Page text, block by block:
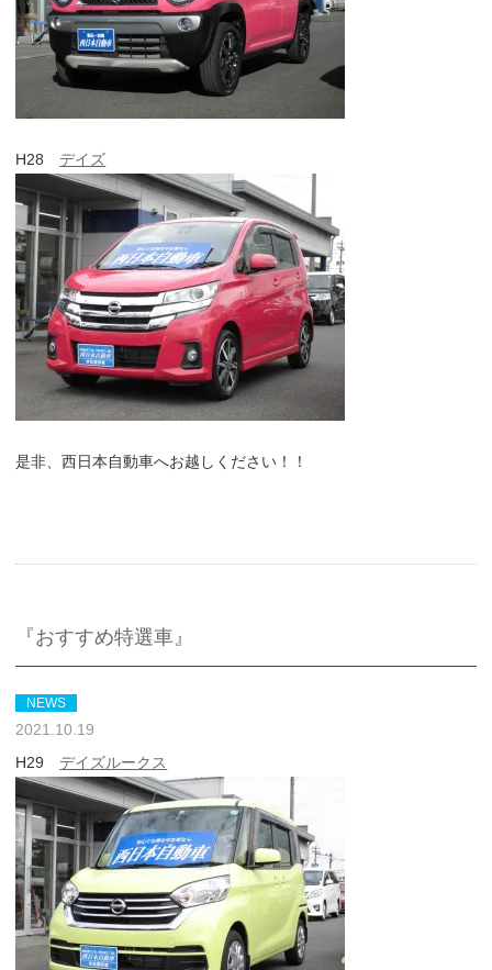
H28デイズ
是非、西日本自動車へお越しください！！
『おすすめ特選車』
NEWS
2021.10.19
H29デイズルークス